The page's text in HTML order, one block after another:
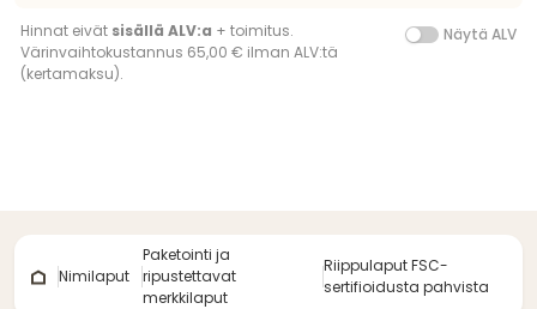
Hinnat eivät sisällä ALV:a + toimitus.
Värinvaihtokustannus 65,00 € ilman ALV:tä
(kertamaksu).
Näytä ALV
Nimilaput
Paketointi ja
ripustettavat
merkkilaput
Riippulaput FSC-
sertifioidusta pahvista